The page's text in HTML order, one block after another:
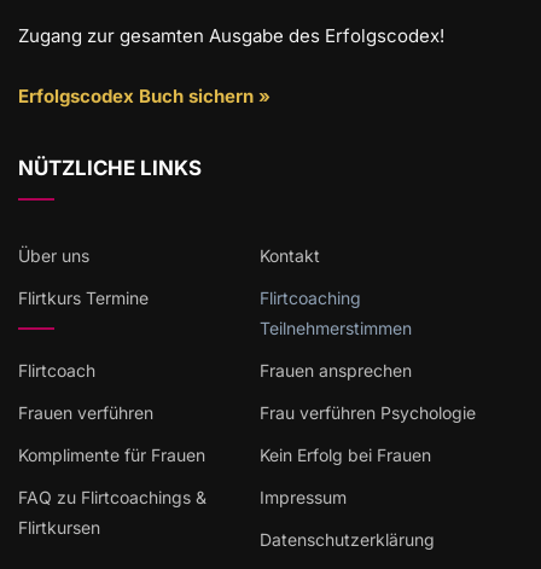
Zugang zur gesamten Ausgabe des Erfolgscodex!
Erfolgscodex Buch sichern »
NÜTZLICHE LINKS
Über uns Kontakt
Flirtkurs Termine
Flirtcoaching
Teilnehmerstimmen
Flirtcoach Frauen ansprechen
Frauen verführen Frau verführen Psychologie
Komplimente für Frauen Kein Erfolg bei Frauen
FAQ zu Flirtcoachings &
Flirtkursen
Impressum
Datenschutzerklärung